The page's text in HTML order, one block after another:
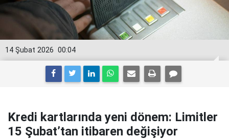
00:04
14 Şubat 2026
Kredi kartlarında yeni dönem: Limitler
15 Şubat’tan itibaren değişiyor